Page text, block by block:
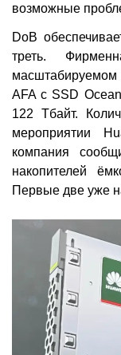
возможные
DoB
треть.
AFA с SSD
122 Тбайт.
мероприятии
компания
накопителей
Первые две уже